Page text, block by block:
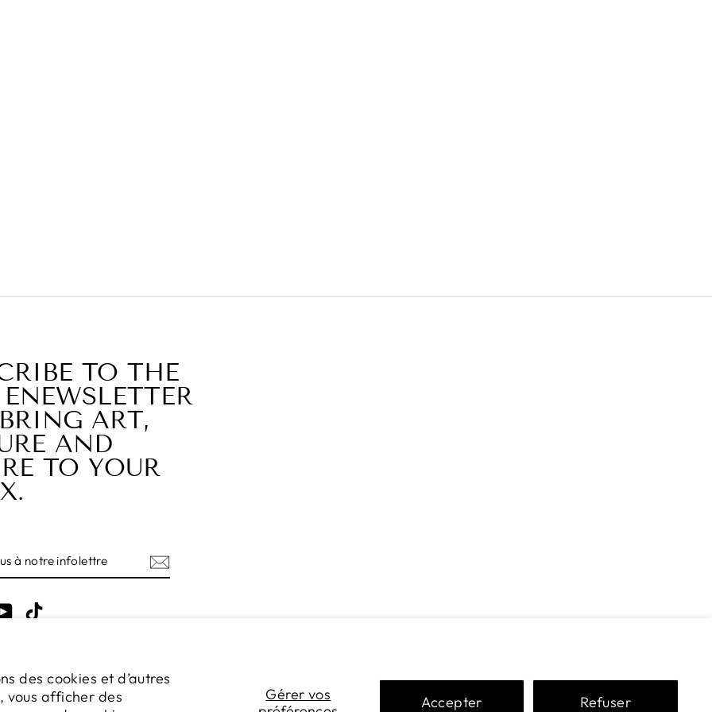
des cookies et d’autres
vous afficher des
Gérer vos
Accepter Refuser
TO THE
ART,
AND
TO YOUR
YouTubeTikTok
LANGUE